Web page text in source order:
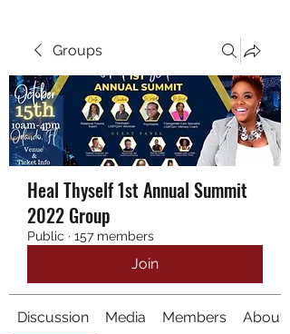
Groups
Heal Thyself 1st Annual Summit
2022 Group
Public · 157 members
Join
Discussion Media Members About